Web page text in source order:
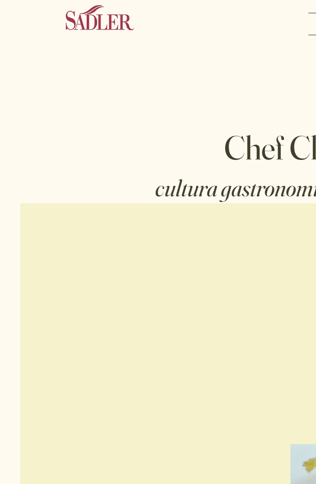
Chef
cultura